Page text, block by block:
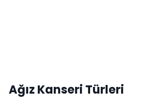
Ağız Kanseri Türleri